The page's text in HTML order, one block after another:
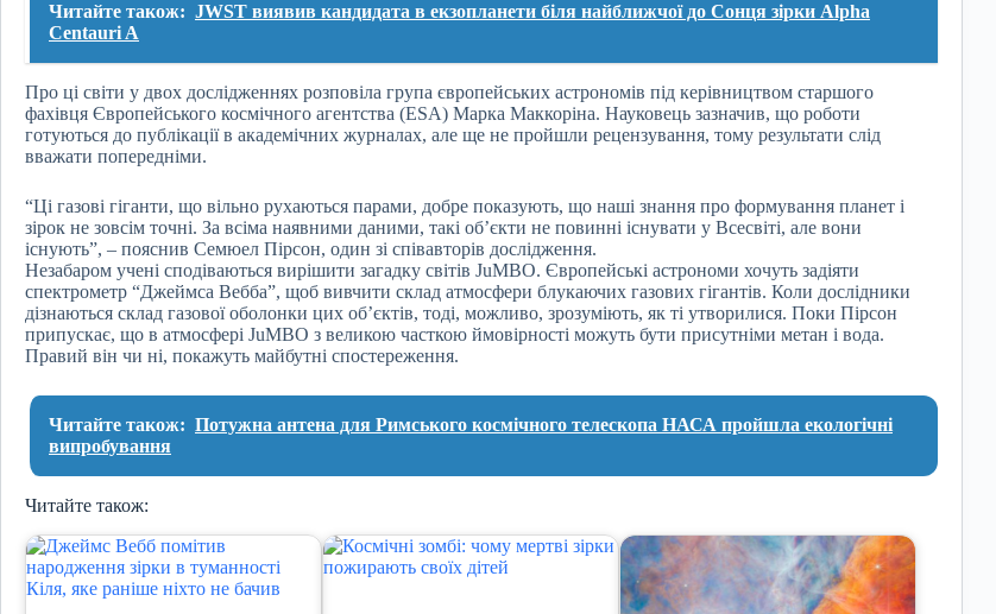
Читайте також: JWST виявив кандидата в екзопланети біля найближчої до Сонця зірки Alpha
Centauri A
Про ці світи у двох дослідженнях розповіла група європейських астрономів під керівництвом старшого
фахівця Європейського космічного агентства (ESA) Марка Маккоріна. Науковець зазначив, що роботи
готуються до публікації в академічних журналах, але ще не пройшли рецензування, тому результати слід
вважати попередніми.
“Ці газові гіганти, що вільно рухаються парами, добре показують, що наші знання про формування планет і
зірок не зовсім точні. За всіма наявними даними, такі об’єкти не повинні існувати у Всесвіті, але вони
існують”, – пояснив Семюел Пірсон, один зі співавторів дослідження.
Незабаром учені сподіваються вирішити загадку світів JuMBO. Європейські астрономи хочуть задіяти
спектрометр “Джеймса Вебба”, щоб вивчити склад атмосфери блукаючих газових гігантів. Коли дослідники
дізнаються склад газової оболонки цих об’єктів, тоді, можливо, зрозуміють, як ті утворилися. Поки Пірсон
припускає, що в атмосфері JuMBO з великою часткою ймовірності можуть бути присутніми метан і вода.
Правий він чи ні, покажуть майбутні спостереження.
Читайте також: Потужна антена для Римського космічного телескопа НАСА пройшла екологічні
випробування
Читайте також: